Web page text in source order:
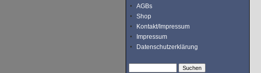
AGBs
Shop
Kontakt/Impressum
Impressum
Datenschutzerklärung